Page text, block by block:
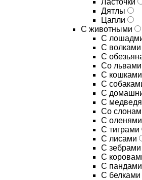
Ласточки
Дятлы
Цапли
С животными
С
С волками
С
Со львами
С кошками
С
С
С
Со
С оленями
С тиграми
С лисами
С зебрами
С
С пандами
С белками